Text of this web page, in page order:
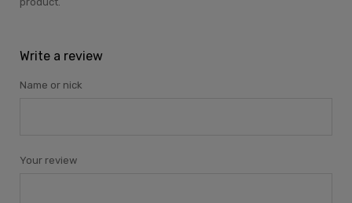
Write a review
Name or nick
Your review